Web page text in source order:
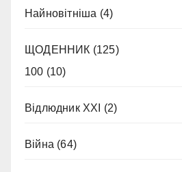
Найновітніша (4)
ЩОДЕННИК (125)
100 (10)
Відлюдник XXI (2)
Війна (64)